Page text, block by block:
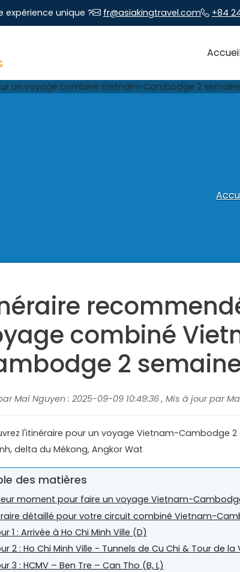
expérience unique ? fr@asiakingtravel.com +84
combiné
2
Mai Nguyen : 2025-09-09 10:49:36 , Mis à jour par
l'itinéraire pour un voyage Vietnam-Cambodge
delta du Mékong, Angkor Wat
des matières
moment pour faire un voyage Vietnam-
détaillé pour votre circuit combiné Vietnam-
1 : Arrivée à Ho Chi Minh Ville (D)
2 : Ho Chi Minh Ville - Tunnels de Cu Chi & Tour de la
3 : HCMV – Ben Tre – Can Tho (B, L)